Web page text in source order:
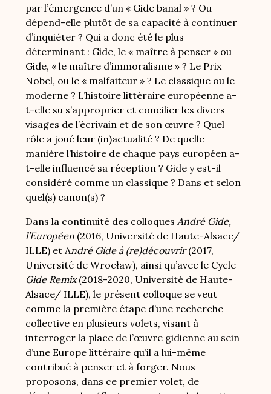
par l’émergence d’un « Gide banal » ? Ou
dépend-elle plutôt de sa capacité à continuer
d’inquiéter ? Qui a donc été le plus
déterminant : Gide, le « maître à penser » ou
Gide, « le maître d’immoralisme » ? Le Prix
Nobel, ou le « malfaiteur » ? Le classique ou le
moderne ? L’histoire littéraire européenne a-
t-elle su s’approprier et concilier les divers
visages de l’écrivain et de son œuvre ? Quel
rôle a joué leur (in)actualité ? De quelle
manière l’histoire de chaque pays européen a-
t-elle influencé sa réception ? Gide y est-il
considéré comme un classique ? Dans et selon
quel(s) canon(s) ?
Dans la continuité des colloques André Gide,
l’Européen (2016, Université de Haute-Alsace/
ILLE) et André Gide à (re)découvrir(2017,
Université de Wrocław), ainsi qu’avec le Cycle
Gide Remix(2018-2020, Université de Haute-
Alsace/ ILLE), le présent colloque se veut
comme la première étape d’une recherche
collective en plusieurs volets, visant à
interroger la place de l’œuvre gidienne au sein
d’une Europe littéraire qu’il a lui-même
contribué à penser et à forger. Nous
proposons, dans ce premier volet, de